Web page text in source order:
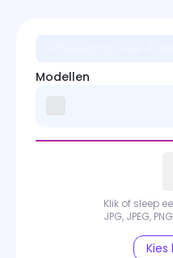
Seedream
Modellen
Klik of sleep
JPG, JPEG,